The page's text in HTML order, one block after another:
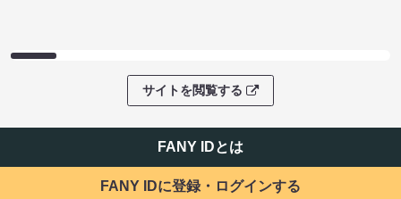
サイトを閲覧する
FANY IDとは
FANY IDに登録・ログインする